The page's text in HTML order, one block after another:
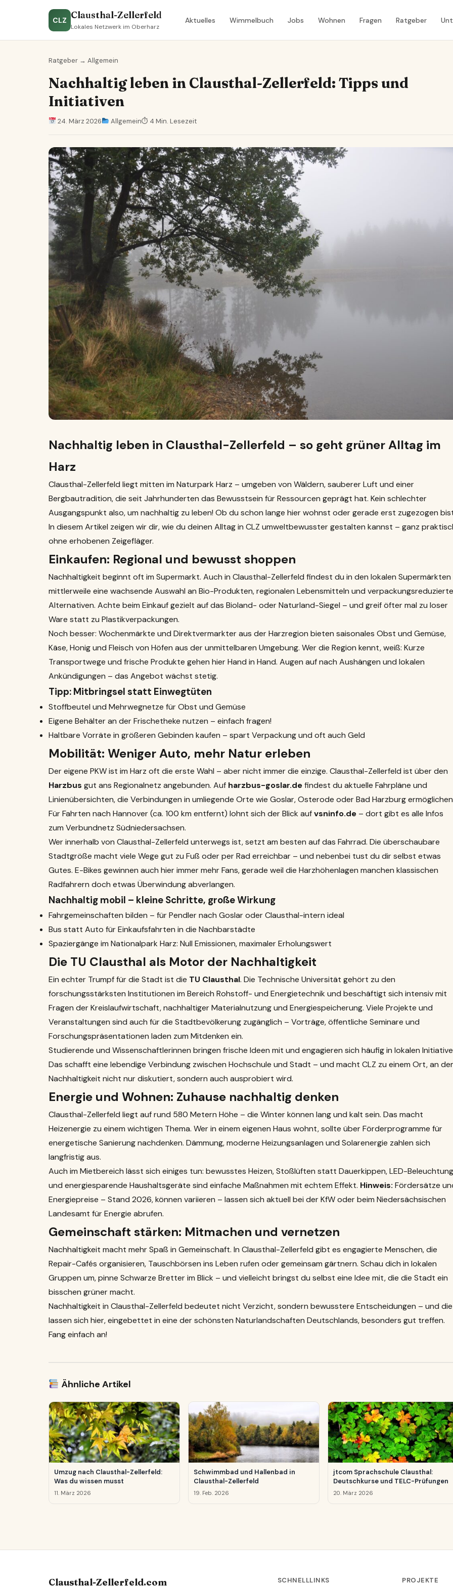
CLZ Clausthal-Zellerfeld
Lokales Netzwerk im Oberharz
Aktuelles Wimmelbuch Jobs Wohnen Fragen Ratgeber
Ratgeber → Allgemein
Nachhaltig leben in Clausthal-Zellerfeld: Tipps und
Initiativen
24. März 2026 Allgemein⏱ 4 Min. Lesezeit
Nachhaltig leben in Clausthal-Zellerfeld – so geht grüner Alltag im
Harz
Clausthal-Zellerfeld liegt mitten im Naturpark Harz – umgeben von Wäldern, sauberer Luft und einer
Bergbautradition, die seit Jahrhunderten das Bewusstsein für Ressourcen geprägt hat. Kein schlechter
Ausgangspunkt also, um nachhaltig zu leben! Ob du schon lange hier wohnst oder gerade erst zugezogen
In diesem Artikel zeigen wir dir, wie du deinen Alltag in CLZ umweltbewusster gestalten kannst – ganz
ohne erhobenen Zeigefläger.
Einkaufen: Regional und bewusst shoppen
Nachhaltigkeit beginnt oft im Supermarkt. Auch in Clausthal-Zellerfeld findest du in den lokalen Supermärkten
mittlerweile eine wachsende Auswahl an Bio-Produkten, regionalen Lebensmitteln und
Alternativen. Achte beim Einkauf gezielt auf das Bioland- oder Naturland-Siegel – und greif öfter mal zu loser
Ware statt zu Plastikverpackungen.
Noch besser: Wochenmärkte und Direktvermarkter aus der Harzregion bieten saisonales Obst und Gemüse,
Käse, Honig und Fleisch von Höfen aus der unmittelbaren Umgebung. Wer die Region kennt, weiß: Kurze
Transportwege und frische Produkte gehen hier Hand in Hand. Augen auf nach Aushängen und lokalen
Ankündigungen – das Angebot wächst stetig.
Tipp: Mitbringsel statt Einwegtüten
Stoffbeutel und Mehrwegnetze für Obst und Gemüse
Eigene Behälter an der Frischetheke nutzen – einfach fragen!
Haltbare Vorräte in größeren Gebinden kaufen – spart Verpackung und oft auch Geld
Mobilität: Weniger Auto, mehr Natur erleben
Der eigene PKW ist im Harz oft die erste Wahl – aber nicht immer die einzige. Clausthal-Zellerfeld ist über den
Harzbus gut ans Regionalnetz angebunden. Auf harzbus-goslar.defindest du aktuelle Fahrpläne und
Linienübersichten, die Verbindungen in umliegende Orte wie Goslar, Osterode oder Bad Harzburg
Für Fahrten nach Hannover (ca. 100 km entfernt) lohnt sich der Blick aufvsninfo.de – dort gibt es alle Infos
zum Verbundnetz Südniedersachsen.
Wer innerhalb von Clausthal-Zellerfeld unterwegs ist, setzt am besten auf das Fahrrad. Die überschaubare
Stadtgröße macht viele Wege gut zu Fuß oder per Rad erreichbar – und nebenbei tust du dir selbst etwas
Gutes. E-Bikes gewinnen auch hier immer mehr Fans, gerade weil die Harzhöhenlagen manchen klassischen
Radfahrern doch etwas Überwindung abverlangen.
Nachhaltig mobil – kleine Schritte, große Wirkung
Fahrgemeinschaften bilden – für Pendler nach Goslar oder Clausthal-intern ideal
Bus statt Auto für Einkaufsfahrten in die Nachbarstädte
Spaziergänge im Nationalpark Harz: Null Emissionen, maximaler Erholungswert
Die TU Clausthal als Motor der Nachhaltigkeit
Ein echter Trumpf für die Stadt ist die TU Clausthal. Die Technische Universität gehört zu den
forschungsstärksten Institutionen im Bereich Rohstoff- und Energietechnik und beschäftigt sich intensiv mit
Fragen der Kreislaufwirtschaft, nachhaltiger Materialnutzung und Energiespeicherung. Viele Projekte und
Veranstaltungen sind auch für die Stadtbevölkerung zugänglich – Vorträge, öffentliche Seminare und
Forschungspräsentationen laden zum Mitdenken ein.
Studierende und Wissenschaftlerinnen bringen frische Ideen mit und engagieren sich häufig in lokalen
Das schafft eine lebendige Verbindung zwischen Hochschule und Stadt – und macht CLZ zu einem Ort, an
Nachhaltigkeit nicht nur diskutiert, sondern auch ausprobiert wird.
Energie und Wohnen: Zuhause nachhaltig denken
Clausthal-Zellerfeld liegt auf rund 580 Metern Höhe – die Winter können lang und kalt sein. Das macht
Heizenergie zu einem wichtigen Thema. Wer in einem eigenen Haus wohnt, sollte über Förderprogramme für
energetische Sanierung nachdenken. Dämmung, moderne Heizungsanlagen und Solarenergie zahlen sich
langfristig aus.
Auch im Mietbereich lässt sich einiges tun: bewusstes Heizen, Stoßlüften statt Dauerkippen, LED-Beleuchtung
und energiesparende Haushaltsgeräte sind einfache Maßnahmen mit echtem Effekt. Hinweis: Fördersätze
Energiepreise – Stand 2026, können variieren – lassen sich aktuell bei der KfW oder beim Niedersächsischen
Landesamt für Energie abrufen.
Gemeinschaft stärken: Mitmachen und vernetzen
Nachhaltigkeit macht mehr Spaß in Gemeinschaft. In Clausthal-Zellerfeld gibt es engagierte Menschen, die
Repair-Cafés organisieren, Tauschbörsen ins Leben rufen oder gemeinsam gärtnern. Schau dich in lokalen
Gruppen um, pinne Schwarze Bretter im Blick – und vielleicht bringst du selbst eine Idee mit, die die Stadt ein
bisschen grüner macht.
Nachhaltigkeit in Clausthal-Zellerfeld bedeutet nicht Verzicht, sondern bewusstere Entscheidungen – und die
lassen sich hier, eingebettet in eine der schönsten Naturlandschaften Deutschlands, besonders gut treffen.
Fang einfach an!
Ähnliche Artikel
Umzug nach Clausthal-Zellerfeld:
Was du wissen musst
11. März 2026
Schwimmbad und Hallenbad in
Clausthal-Zellerfeld
19. Feb. 2026
jtcom Sprachschule Clausthal:
Deutschkurse und TELC-Prüfungen
20. März 2026
Clausthal-Zellerfeld.com SCHNELLLINKS PROJEKTE